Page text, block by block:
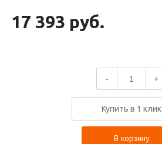
17 393 руб.
- +
Купить в 1 клик
В корзину